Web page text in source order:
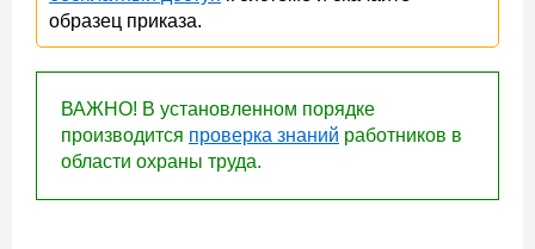
образец приказа.
ВАЖНО! В установленном порядке
производится проверка знаний работников в
области охраны труда.